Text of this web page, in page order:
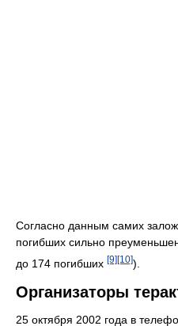
Согласно данным самих
погибших сильно
до 174 погибших [9] [10]).
Организаторы
25 октября 2002 года в